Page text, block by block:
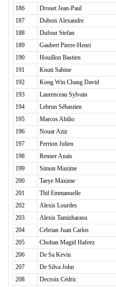
186
Drouet Jean-Paul
187
Dubois Alexandre
188
Dufour Stefan
189
Gaubert Pierre-Henri
190
Houillon Bastien
191
Knuti Sabine
192
Kong Win Chang David
193
Laurenceau Sylvain
194
Lebrun Sébastien
195
Marcos Abilio
196
Nouar Aziz
197
Perrion Julien
198
Renner Anaïs
199
Simon Maxime
200
Taeye Maxime
201
Thil Emmanuelle
202
Alexis Lourdes
203
Alexis Tamizharasu
204
Cebrian Juan Carlos
205
Chohan Magid Hafeez
206
De Sa Kevin
207
De Silva John
208
Decroix Cédric